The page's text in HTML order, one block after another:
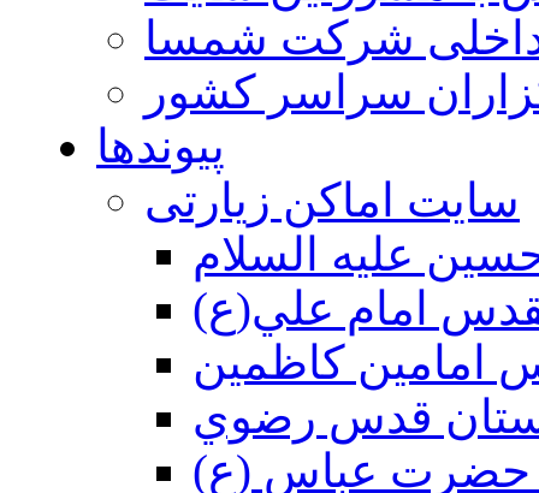
شرکت شمسا
سراسر کشور
پیوندها
سایت اماکن زیارتی
عليه السلام
امام علي(ع)
امامين كاظمين
قدس رضوي
حضرت عباس (ع)